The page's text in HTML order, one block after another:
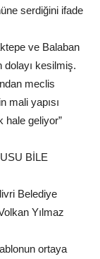
serdiğini ifade
ve Balaban
dolayı kesilmiş.
meclis
mali yapısı
hale geliyor”
BİLE
Belediye
Yılmaz
ortaya